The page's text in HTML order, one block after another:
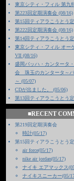
東京シティ・フィル 第九
第223回定期演奏会 (08/16)
第15回ティアラこうとう
第222回定期演奏会 (08/16)
第14回ティアラこうとう
東京シティ・フィル オー
VII (08/16)
盛岡バッハ・カンタータ
会 珠玉のカンタータ～
～ (05/07)
CDが出ました。 (05/06)
第13回ティアラこうとう
■RECENT
第219回定期演奏会
時計(05/17)
第15回ティアラこうとう
air force(05/17)
nike air jordan(05/17)
ナイキ エアマックス
ナイキスニーカー(05/